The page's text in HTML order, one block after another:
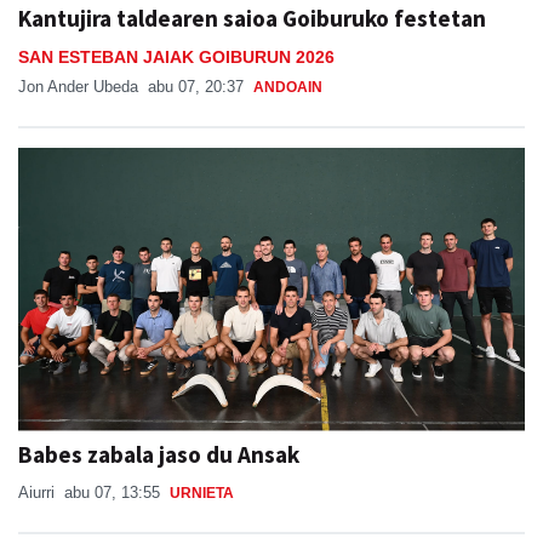
Kantujira taldearen saioa Goiburuko festetan
SAN ESTEBAN JAIAK GOIBURUN 2026
Jon Ander Ubeda abu 07, 20:37 ANDOAIN
Babes zabala jaso du Ansak
Aiurri abu 07, 13:55 URNIETA